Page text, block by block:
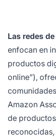
Las redes
enfocan en
productos
online”),
Amazon
de